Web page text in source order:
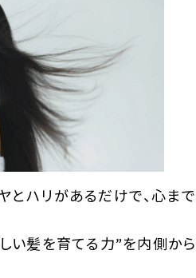
とハリがあるだけで、心まで
い髪を育てる力”を内側から